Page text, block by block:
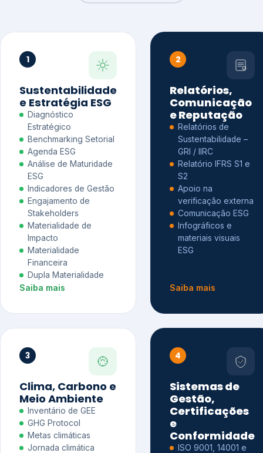
1
Sustentabilidade
e Estratégia ESG
Diagnóstico
Estratégico
Benchmarking Setorial
Agenda ESG
Análise de Maturidade
ESG
Indicadores de Gestão
Engajamento de
Stakeholders
Materialidade de
Impacto
Materialidade
Financeira
Dupla Materialidade
Saiba mais
2
Relatórios,
Comunicação
e Reputação
Relatórios de
Sustentabilidade –
GRI / IIRC
Relatório IFRS S1 e
S2
Apoio na
verificação externa
Comunicação ESG
Infográficos e
materiais visuais
ESG
Saiba mais
3
Clima, Carbono e
Meio Ambiente
Inventário de GEE
GHG Protocol
Metas climáticas
Jornada climática
4
Sistemas de
Gestão,
Certificações
e
Conformidade
ISO 9001, 14001 e